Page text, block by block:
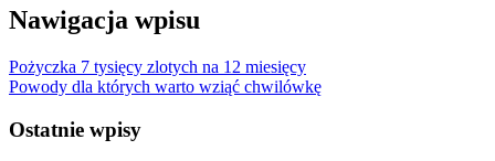
Nawigacja wpisu
Pożyczka 7 tysięcy zlotych na 12 miesięcy
Powody dla których warto wziąć chwilówkę
Ostatnie wpisy